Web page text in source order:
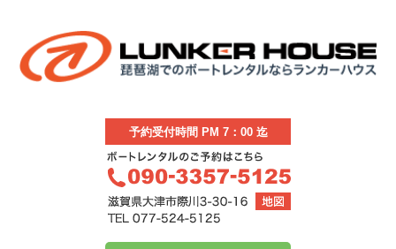
予約受付時間 PM 7：00 迄